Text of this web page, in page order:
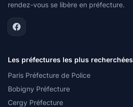
rendez-vous se libère en préfecture.
Les préfectures les plus recherchées
Paris Préfecture de Police
Bobigny Préfecture
Cergy Préfecture